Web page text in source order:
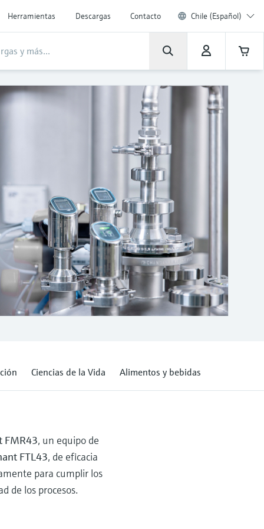
Herramientas Descargas Contacto Chile (Español)
Ciencias de la Vida Alimentos y bebidas
, un equipo de
FTL43, de eficacia
para cumplir los
de los procesos.